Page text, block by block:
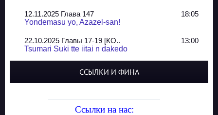
12.11.2025 Глава 147
18:05
Yondemasu yo, Azazel-san!
22.10.2025 Главы 17-19 [КО..
13:00
Tsumari Suki tte iitai n dakedo
Yozakura Shijuusou
ССЫЛКИ И ФИНА
Ссылки на нас: